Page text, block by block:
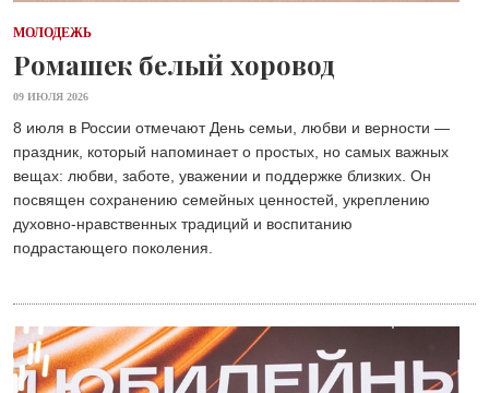
МОЛОДЕЖЬ
Ромашек белый хоровод
09 ИЮЛЯ 2026
8 июля в России отмечают День семьи, любви и верности —
праздник, который напоминает о простых, но самых важных
вещах: любви, заботе, уважении и поддержке близких. Он
посвящен сохранению семейных ценностей, укреплению
духовно-нравственных традиций и воспитанию
подрастающего поколения.